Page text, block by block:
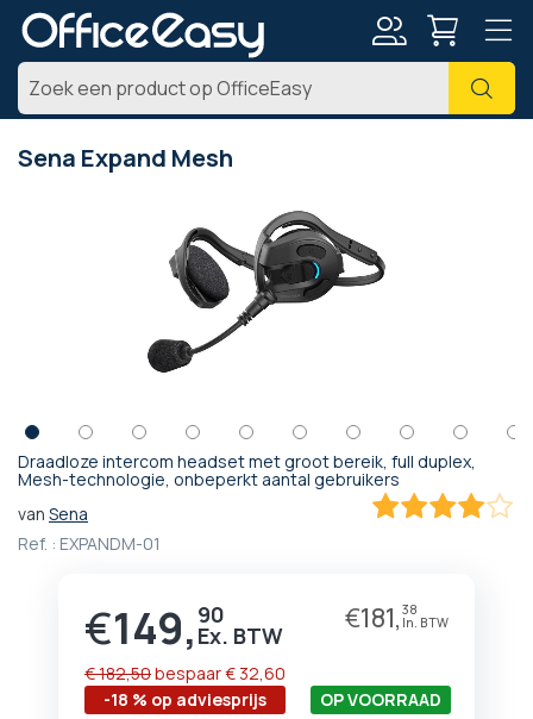
Zoek
Sena Expand Mesh
Draadloze intercom headset met groot bereik, full duplex,
Mesh-technologie, onbeperkt aantal gebruikers
van Sena
Ref. : EXPANDM-01
Prijs
€149, 90 €181, 38
-18 % op adviesprijs
€ 182,50bespaar€ 32,60
OP VOORRAAD
Ga
het
begin
afbeeldingen-